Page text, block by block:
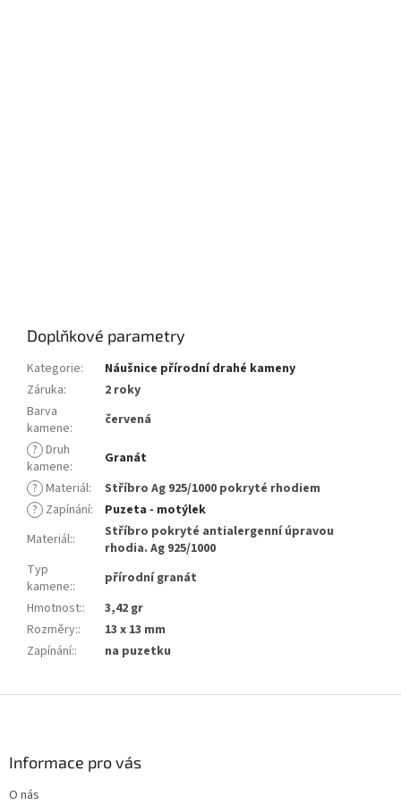
Doplňkové parametry
Kategorie:
Náušnice přírodní drahé kameny
Záruka:
2 roky
Barva
kamene:
červená
? Druh
kamene:
Granát
? Materiál:
Stříbro Ag 925/1000 pokryté rhodiem
? Zapínání:
Puzeta - motýlek
Materiál::
Stříbro pokryté antialergenní úpravou
rhodia. Ag 925/1000
Typ
kamene::
přírodní granát
Hmotnost::
3,42 gr
Rozměry::
13 x 13 mm
Zapínání:: na puzetku
Informace pro vás
O nás